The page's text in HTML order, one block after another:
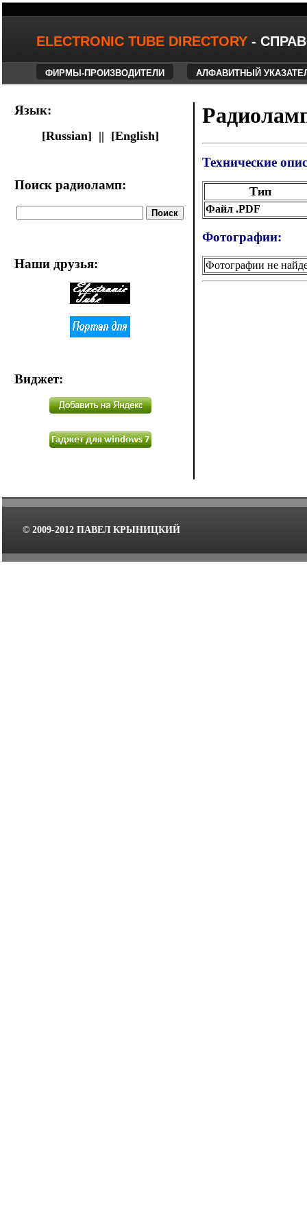
ELECTRONIC TUBE DIRECTORY -
ФИРМЫ-ПРОИЗВОДИТЕЛИ АЛФАВИТНЫЙ
Язык:
[Russian] || [English]
Поиск радиоламп:
Наши друзья:
Виджет:
Технические
Тип
Файл .PDF
Фотографии:
Фотографии не
© 2009-2012 ПАВЕЛ КРЫНИЦКИЙ